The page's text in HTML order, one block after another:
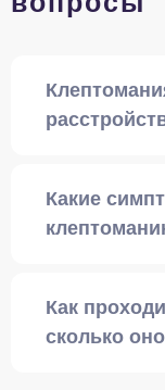
Какие
Как
сколько